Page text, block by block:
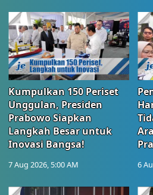
Kumpulkan 150 Periset
Unggulan, Presiden
Prabowo Siapkan
Langkah Besar untuk
Inovasi Bangsa!
7 Aug 2026, 5:00 AM 6